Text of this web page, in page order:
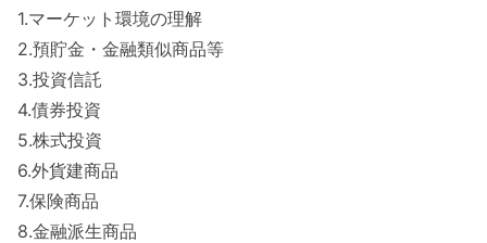
1.マーケット環境の理解
2.預貯金・金融類似商品等
3.投資信託
4.債券投資
5.株式投資
6.外貨建商品
7.保険商品
8.金融派生商品